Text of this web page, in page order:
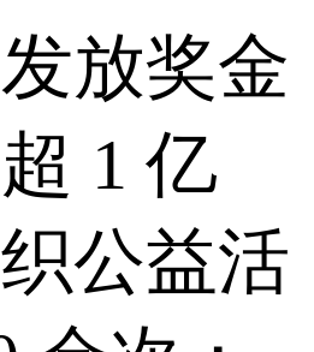
放奖金
1 亿
公益活